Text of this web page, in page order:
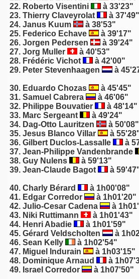
22. Roberto Visentini
à 33'23"
23. Thierry Claveyrolat
à 37'49"
24. Janus Kuum
à 38'53"
25. Federico Echave
à 39'17"
26. Jorgen Pedersen
à 39'24"
27. Jorg Muller
à 40'53"
28. Frédéric Vichot
à 42'00"
29. Peter Stevenhaagen
à
30. Eduardo Chozas
à 45'45"
31. Samuel Cabrera
à 46'06"
32. Philippe Bouvatier
à 48'14"
33. Marc Sergeant
à 49'24"
34. Dag-Otto Lauritzen
à 50'08"
35. Jesus Blanco Villar
à
36. Gilbert Duclos-Lassalle
à
37. Jean-Philippe Vandenbrande
38. Guy Nulens
à 59'13"
39. Jean-Claude Bagot à
40. Charly Bérard
à 1h00'08"
41. Edgar Corredor
à 1h01'20"
42. Julio-Cesar Cadena
à
43. Niki Ruttimann
à 1h01'43"
44. Henri Abadie
à 1h01'59"
45. Gérard Veldscholten
à
46. Sean Kelly
à 1h02'54"
47. Miguel Indurain
à 1h03'15"
48. Dominique Arnaud
à
49. Israel Corredor
à 1h07'50"